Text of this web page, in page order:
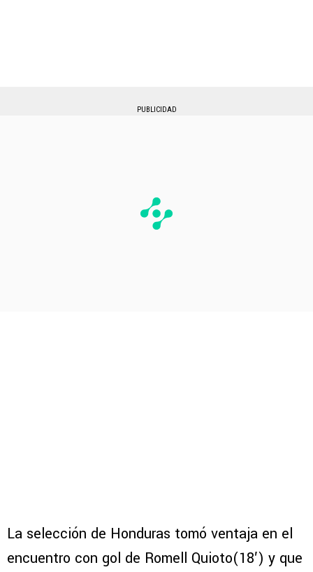
PUBLICIDAD
La selección de Honduras tomó ventaja en el
encuentro con gol de Romell Quioto(18′) y que